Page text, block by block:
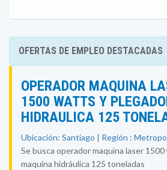
OFERTAS DE EMPLEO DESTACADAS
OPERADOR MAQUINA
1500 WATTS Y
HIDRAULICA 125
Ubicación: Santiago | Región :
Se busca operador maquina laser
maquina hidráulica 125 toneladas